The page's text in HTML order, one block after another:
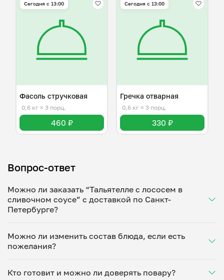
Сегодня с 13:00
Фасоль стручковая
0,6 кг ≈ 3 порц.
460 ₽
Сегодня с 13:00
Гречка отварная
0,6 кг ≈ 3 порц.
330 ₽
Вопрос-ответ
Можно ли заказать “Тальятелле с лососем в
сливочном соусе” с доставкой по Санкт-
Петербурге?
Укажите удобное время — и получите свежее
домашнее блюдо в большой порции прямо с плиты.
минут. Статус заказа отслеживайте в личном
кабинете, а с поваром можно связаться напрямую в
Можно ли изменить состав блюда, если есть
пожелания?
ваши предпочтения: уберет специи, снизит
Кто готовит и можно ли доверять повару?